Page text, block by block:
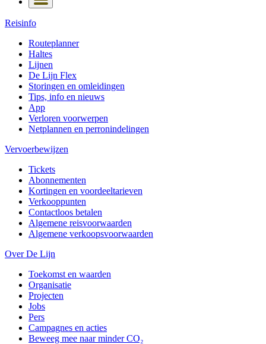
Reisinfo
Routeplanner
Haltes
Lijnen
De Lijn Flex
Storingen en omleidingen
Tips, info en nieuws
App
Verloren voorwerpen
Netplannen en perronindelingen
Vervoerbewijzen
Tickets
Abonnementen
Kortingen en voordeeltarieven
Verkooppunten
Contactloos betalen
Algemene reisvoorwaarden
Algemene verkoopsvoorwaarden
Over De Lijn
Toekomst en waarden
Organisatie
Projecten
Jobs
Pers
Campagnes en acties
Beweeg mee naar minder CO₂